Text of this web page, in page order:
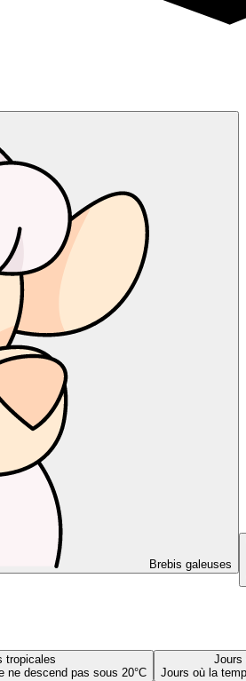
Brebis galeuses
tropicales
ne descend pas sous 20°C
Jours
Jours où la